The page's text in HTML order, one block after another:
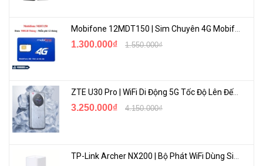
1.300.000₫ 1.550.000₫
ZTE U30 Pro | WiFi Di Động 5G Tốc Độ Lên Đến 500Mbps, Màn Hình Cảm Ứng
3.250.000₫ 4.150.000₫